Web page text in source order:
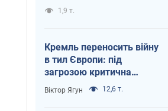
1,9 т.
Кремль переносить війну
в тил Європи: під
загрозою критична
логістика
Віктор Ягун 12,6 т.